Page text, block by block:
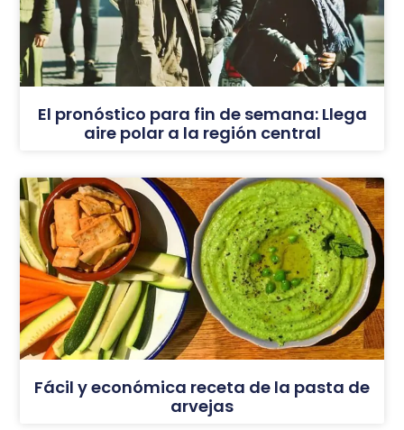
El pronóstico para fin de semana: Llega
aire polar a la región central
Fácil y económica receta de la pasta de
arvejas